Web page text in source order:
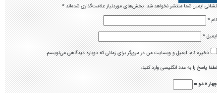
نشانی ایمیل شما منتشر نخواهد شد.بخش‌های موردنیاز علامت‌گذاری شده‌اند*
نام*
ایمیل*
ذخیره نام، ایمیل و وبسایت من در مرورگر برای زمانی که دوباره دیدگاهی می‌نویسم.
لطفا پاسخ را به عدد انگلیسی وارد کنید:
چهار × دو =